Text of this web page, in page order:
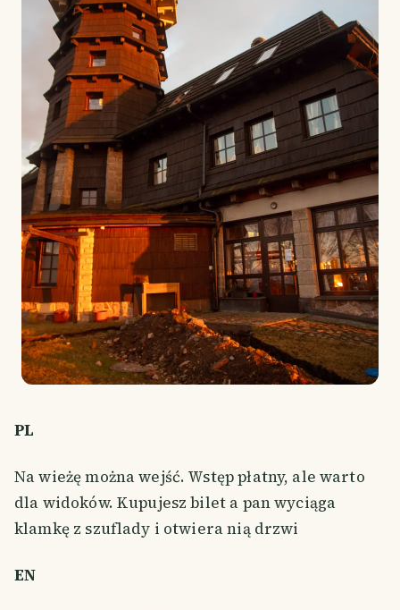
PL
Na wieżę można wejść. Wstęp płatny, ale warto
dla widoków. Kupujesz bilet a pan wyciąga
klamkę z szuflady i otwiera nią drzwi
EN